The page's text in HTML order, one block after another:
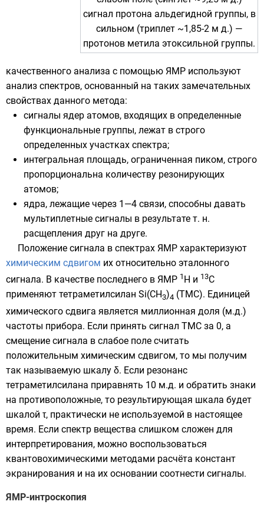
сигнал протона альдегидной группы, в
сильном (триплет ~1,85-2 м д.) —
протонов метила этоксильной группы.
качественного анализа c помощью ЯМР используют
анализ спектров, основанный на таких замечательных
свойствах данного метода:
сигналы ядер атомов, входящих в определенные
функциональные группы, лежат в строго
определенных участках спектра;
интегральная площадь, ограниченная пиком, строго
пропорциональна количеству резонирующих
атомов;
ядра, лежащие через 1—4 связи, способны давать
мультиплетные сигналы в результате т. н.
расщепления друг на друге.
Положение сигнала в спектрах ЯМР характеризуют
химическим сдвигом их относительно эталонного
сигнала. В качестве последнего в ЯМР 1 Н и 13С
применяют тетраметилсилан Si(CH3)4 (ТМС). Единицей
химического сдвига является миллионная доля (м.д.)
частоты прибора. Если принять сигнал ТМС за 0, а
смещение сигнала в слабое поле считать
положительным химическим сдвигом, то мы получим
так называемую шкалу δ. Если резонанс
тетраметилсилана приравнять 10 м.д. и обратить знаки
на противоположные, то результирующая шкала будет
шкалой τ, практически не используемой в настоящее
время. Если спектр вещества слишком сложен для
интерпретирования, можно воспользоваться
квантовохимическими методами расчёта констант
экранирования и на их основании соотнести сигналы.
ЯМР-интроскопия